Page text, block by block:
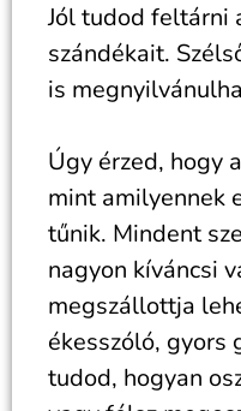
Jól tudod feltárni
szándékait.
is
Úgy érzed, hogy
mint amilyennek
tűnik. Mindent
nagyon kíváncsi
megszállottja
ékesszóló, gyors
tudod, hogyan